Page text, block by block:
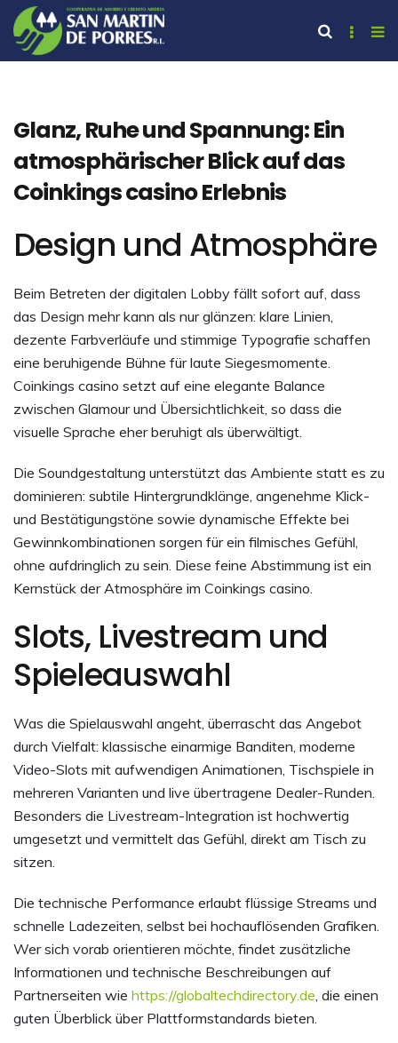
Glanz, Ruhe und Spannung: Ein
atmosphärischer Blick auf das
Coinkings casino Erlebnis
Design und Atmosphäre
Beim Betreten der digitalen Lobby fällt sofort auf, dass
das Design mehr kann als nur glänzen: klare Linien,
dezente Farbverläufe und stimmige Typografie schaffen
eine beruhigende Bühne für laute Siegesmomente.
Coinkings casino setzt auf eine elegante Balance
zwischen Glamour und Übersichtlichkeit, so dass die
visuelle Sprache eher beruhigt als überwältigt.
Die Soundgestaltung unterstützt das Ambiente statt es zu
dominieren: subtile Hintergrundklänge, angenehme Klick-
und Bestätigungstöne sowie dynamische Effekte bei
Gewinnkombinationen sorgen für ein filmisches Gefühl,
ohne aufdringlich zu sein. Diese feine Abstimmung ist ein
Kernstück der Atmosphäre im Coinkings casino.
Slots, Livestream und
Spieleauswahl
Was die Spielauswahl angeht, überrascht das Angebot
durch Vielfalt: klassische einarmige Banditen, moderne
Video-Slots mit aufwendigen Animationen, Tischspiele in
mehreren Varianten und live übertragene Dealer-Runden.
Besonders die Livestream-Integration ist hochwertig
umgesetzt und vermittelt das Gefühl, direkt am Tisch zu
sitzen.
Die technische Performance erlaubt flüssige Streams und
schnelle Ladezeiten, selbst bei hochauflösenden Grafiken.
Wer sich vorab orientieren möchte, findet zusätzliche
Informationen und technische Beschreibungen auf
Partnerseiten wie https://globaltechdirectory.de , die einen
guten Überblick über Plattformstandards bieten.